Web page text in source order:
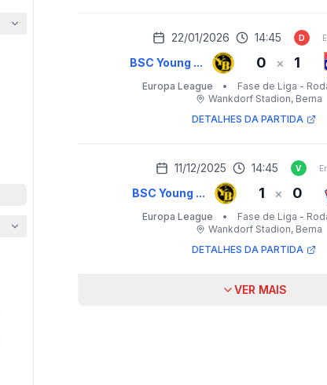
22/01/2026 14:45 D
BSC Young ... 0 × 1
Europa League • Fase de Liga -
Wankdorf Stadion, Berna
DETALHES DA PARTIDA
11/12/2025 14:45 V
BSC Young ... 1 × 0
Europa League • Fase de Liga -
Wankdorf Stadion, Berna
DETALHES DA PARTIDA
VER MAIS